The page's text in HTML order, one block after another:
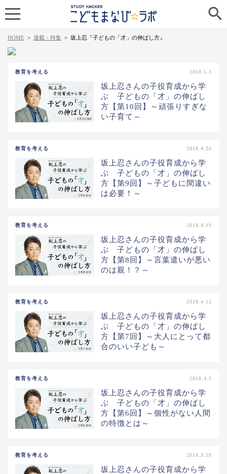

HOME > 連載・特集 > 坂上忍『子どもの「才」の伸ばし方』
教育を考える 2018.5.3
坂上忍さんの子役育成から学
ぶ 子どもの「才」の伸ばし
方【第10回】～頑張りすぎな
い子育て～
教育を考える 2018.4.26
坂上忍さんの子役育成から学
ぶ 子どもの「才」の伸ばし
方【第9回】～子どもに間違い
は必要！～
教育を考える 2018.4.19
坂上忍さんの子役育成から学
ぶ 子どもの「才」の伸ばし
方【第8回】～言葉遣いが悪い
のは親！？～
教育を考える 2018.4.12
坂上忍さんの子役育成から学
ぶ 子どもの「才」の伸ばし
方【第7回】～大人にとって都
合のいい子ども～
教育を考える 2018.4.5
坂上忍さんの子役育成から学
ぶ 子どもの「才」の伸ばし
方【第6回】～個性がない人間
の特徴とは～
教育を考える 2018.3.29
坂上忍さんの子役育成から学